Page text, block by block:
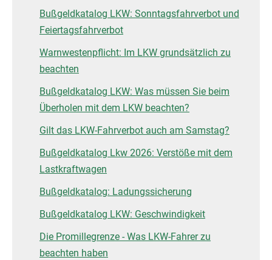
Bußgeldkatalog LKW: Sonntagsfahrverbot und
Feiertagsfahrverbot
Warnwestenpflicht: Im LKW grundsätzlich zu
beachten
Bußgeldkatalog LKW: Was müssen Sie beim
Überholen mit dem LKW beachten?
Gilt das LKW-Fahrverbot auch am Samstag?
Bußgeldkatalog Lkw 2026: Verstöße mit dem
Lastkraftwagen
Bußgeldkatalog: Ladungssicherung
Bußgeldkatalog LKW: Geschwindigkeit
Die Promillegrenze - Was LKW-Fahrer zu
beachten haben